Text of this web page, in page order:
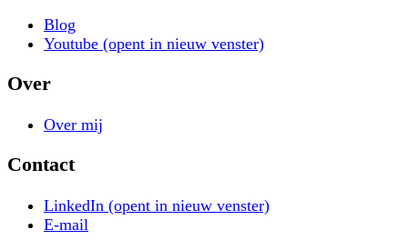
Blog
Youtube (opent in nieuw venster)
Over
Over mij
Contact
LinkedIn (opent in nieuw venster)
E-mail